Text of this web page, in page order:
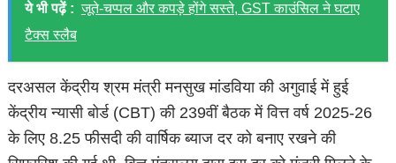
ये भी पढ़ें : जूते-चप्पल और कपड़े होंगे सस्ते, GST काउंसिल ने घटाए
टैक्स स्लैब
दरअसल केंद्रीय श्रम मंत्री मनसुख मांडविया की अगुवाई में हुई
केंद्रीय न्यासी बोर्ड (CBT) की 239वीं बैठक में वित्त वर्ष 2025-26
के लिए 8.25 फीसदी की वार्षिक ब्याज दर को बनाए रखने की